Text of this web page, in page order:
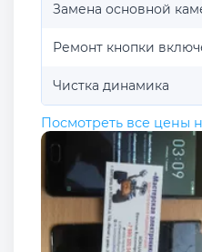
Замена основной
Ремонт кнопки
Чистка динамика
Посмотреть все цены